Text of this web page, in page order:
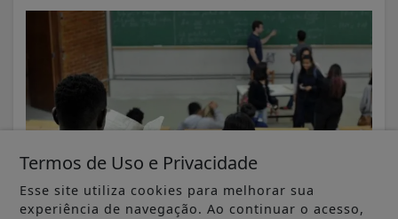
Termos de Uso e Privacidade
Esse site utiliza cookies para melhorar sua
experiência de navegação. Ao continuar o acesso,